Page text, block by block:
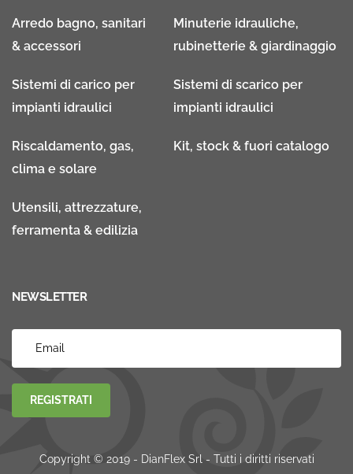
Arredo bagno, sanitari
& accessori
Minuterie idrauliche,
rubinetterie & giardinaggio
Sistemi di carico per
impianti idraulici
Sistemi di scarico per
impianti idraulici
Riscaldamento, gas,
clima e solare
Kit, stock & fuori catalogo
Utensili, attrezzature,
ferramenta & edilizia
NEWSLETTER
REGISTRATI
Copyright © 2019 - DianFlex Srl - Tutti i diritti riservati